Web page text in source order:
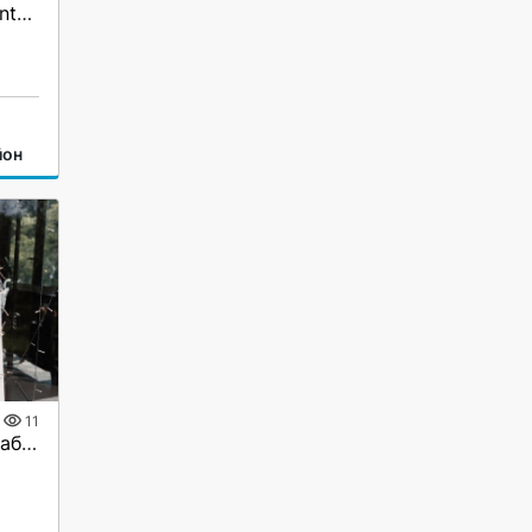
Хотите свадьбу «как в Pinterest», а не «как у всех»? ✨
11
Ведущий мероприятий Хабаровск